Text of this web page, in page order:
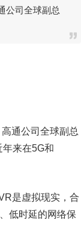
公司全球副总
通公司全球副总
年来在5G和
是虚拟现实，合
低时延的网络保